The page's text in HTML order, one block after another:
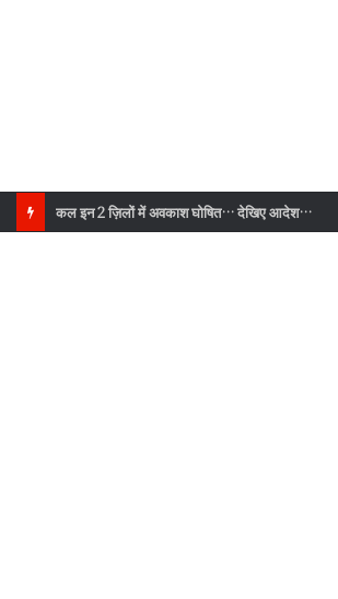
इस दिन देहरादून में युवाओं के लिए खुलने जा रहा बड़ा मौका,